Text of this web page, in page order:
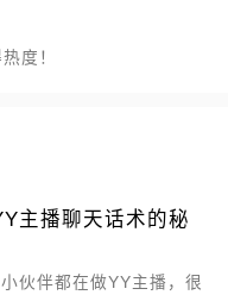
度！
主播聊天话术的秘
伙伴都在做YY主播，很